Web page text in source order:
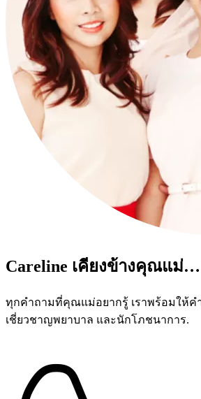
Careline เคียงข้างคุณแม่
ทุกคำถามที่คุณแม่อยากรู้ เราพร้อมให้ค
เชี่ยวชาญพยาบาล และนักโภชนาการ.